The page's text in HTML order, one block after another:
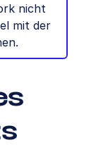
nicht
mit der